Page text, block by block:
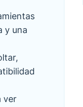
y una
ver